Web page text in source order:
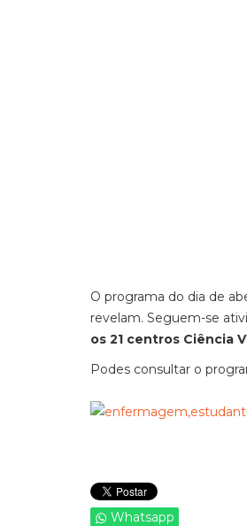
O programa do dia de
revelam. Seguem-se
os 21 centros Ciência
Podes consultar o
Whatsapp